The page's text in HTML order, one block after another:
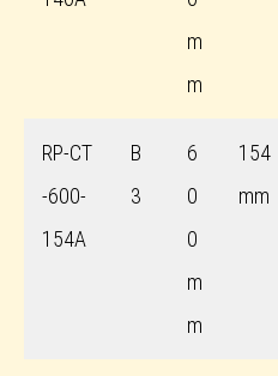
m
m
RP-CT
-600-
154A
B
3
6
0
0
m
m
154
mm